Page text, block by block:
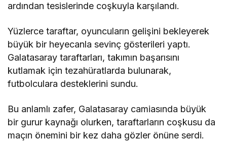
ardından tesislerinde coşkuyla karşılandı.
Yüzlerce taraftar, oyuncuların gelişini bekleyerek
büyük bir heyecanla sevinç gösterileri yaptı.
Galatasaray taraftarları, takımın başarısını
kutlamak için tezahüratlarda bulunarak,
futbolculara desteklerini sundu.
Bu anlamlı zafer, Galatasaray camiasında büyük
bir gurur kaynağı olurken, taraftarların coşkusu da
maçın önemini bir kez daha gözler önüne serdi.